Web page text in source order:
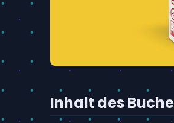
Inhalt des